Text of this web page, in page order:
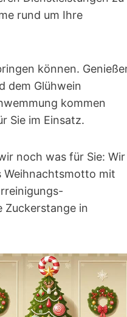
rund um Ihre
können.
dem Glühwein
kommen
Sie im Einsatz.
noch was für Sie: Wir
Weihnachtsmotto mit
Zuckerstange in